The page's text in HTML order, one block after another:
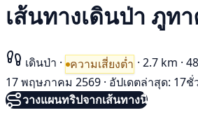
เส้นทางเดินป่า ภูท
เดินป่า · ความเสี่ยงต่ำ · 2.7 km ·
17 พฤษภาคม 2569 · อัปเดตล่าสุด: 17
วางแผนทริปจากเส้นทางนี้